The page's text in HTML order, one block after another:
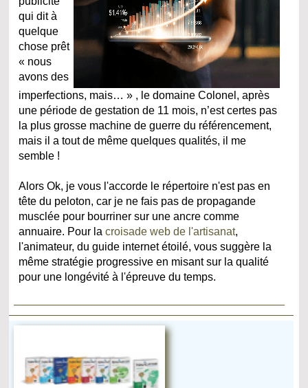
qui dit à
quelque
chose prêt
« nous
avons des
imperfections, mais… » , le domaine Colonel, après
une période de gestation de 11 mois, n’est certes pas
la plus grosse machine de guerre du référencement,
mais il a tout de même quelques qualités, il me
semble !
Alors Ok, je vous l'accorde le répertoire n'est pas en
tête du peloton, car je ne fais pas de propagande
musclée pour bourriner sur une ancre comme
annuaire. Pour lacroisade web de l'artisanat,
l'animateur, du guide internet étoilé, vous suggère la
même stratégie progressive en misant sur la qualité
pour une longévité à l'épreuve du temps.